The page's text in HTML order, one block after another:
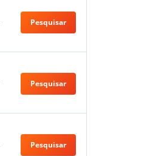
Pesquisar
Pesquisar
Pesquisar